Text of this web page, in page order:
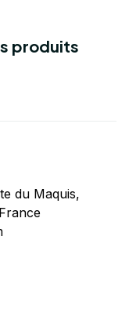
produits
du Maquis,